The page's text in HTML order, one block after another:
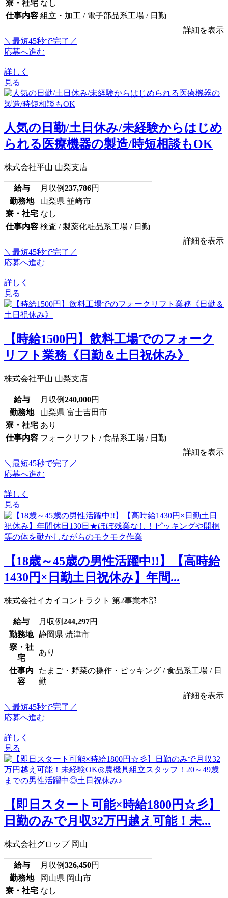
寮・社宅 なし
仕事内容 組立・加工 / 電子部品系工場 / 日勤
詳細を表示
＼最短45秒で完了／
応募へ進む
詳しく
見る
人気の日勤/土日休み/未経験からはじめ
られる医療機器の製造/時短相談もOK
株式会社平山 山梨支店
給与 月収例237,786円
勤務地
山梨県 韮崎市
寮・社宅 なし
仕事内容 検査 / 製薬化粧品系工場 / 日勤
詳細を表示
＼最短45秒で完了／
応募へ進む
詳しく
見る
【時給1500円】飲料工場でのフォーク
リフト業務《日勤＆土日祝休み》
株式会社平山 山梨支店
給与 月収例240,000円
勤務地
山梨県 富士吉田市
寮・社宅 あり
仕事内容 フォークリフト / 食品系工場 / 日勤
詳細を表示
＼最短45秒で完了／
応募へ進む
詳しく
見る
【18歳～45歳の男性活躍中!!】【高時給
1430円×日勤土日祝休み】年間...
株式会社イカイコントラクト 第2事業本部
給与 月収例244,297円
勤務地
静岡県 焼津市
寮・社
宅
あり
仕事内
容
たまご・野菜の操作・ピッキング / 食品系工場 / 日
勤
詳細を表示
＼最短45秒で完了／
応募へ進む
詳しく
見る
【即日スタート可能×時給1800円☆彡】
日勤のみで月収32万円越え可能！未...
株式会社グロップ 岡山
給与 月収例326,450円
勤務地
岡山県 岡山市
寮・社宅 なし